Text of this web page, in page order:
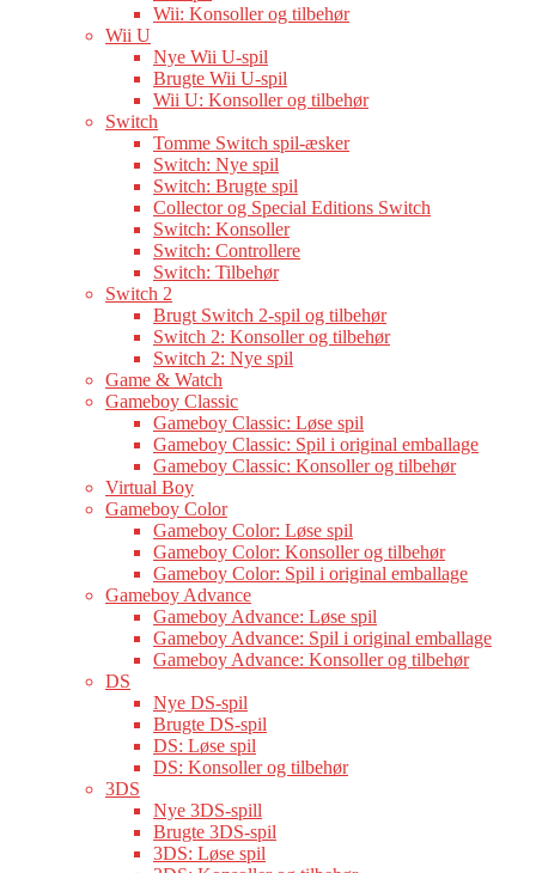
Wii: Konsoller og tilbehør
Wii U
Nye Wii U-spil
Brugte Wii U-spil
Wii U: Konsoller og tilbehør
Switch
Tomme Switch spil-æsker
Switch: Nye spil
Switch: Brugte spil
Collector og Special Editions Switch
Switch: Konsoller
Switch: Controllere
Switch: Tilbehør
Switch 2
Brugt Switch 2-spil og tilbehør
Switch 2: Konsoller og tilbehør
Switch 2: Nye spil
Game & Watch
Gameboy Classic
Gameboy Classic: Løse spil
Gameboy Classic: Spil i original emballage
Gameboy Classic: Konsoller og tilbehør
Virtual Boy
Gameboy Color
Gameboy Color: Løse spil
Gameboy Color: Konsoller og tilbehør
Gameboy Color: Spil i original emballage
Gameboy Advance
Gameboy Advance: Løse spil
Gameboy Advance: Spil i original emballage
Gameboy Advance: Konsoller og tilbehør
DS
Nye DS-spil
Brugte DS-spil
DS: Løse spil
DS: Konsoller og tilbehør
3DS
Nye 3DS-spill
Brugte 3DS-spil
3DS: Løse spil